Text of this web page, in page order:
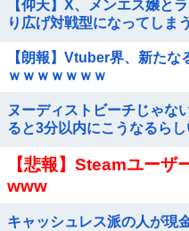
【仰天】X、メンエス嬢と
り広げ対戦型になってしま
【朗報】Vtuber界、新たな
ｗｗｗｗｗｗｗ
ヌーディストビーチじゃな
ると3分以内にこうなるらし
【悲報】Steamユーザ
www
キャッシュレス派の人が現